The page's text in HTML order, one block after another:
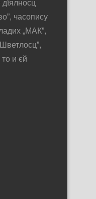
часопису
„МАК”,
и єй